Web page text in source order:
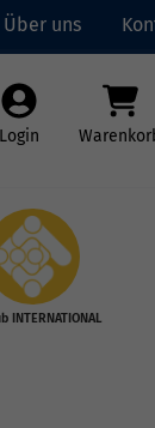
Über uns
Login
INTERNATIONAL